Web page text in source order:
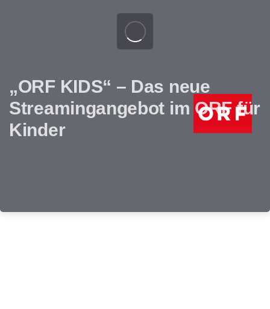
„ORF KIDS“ – Das neue
Streamingangebot im ORF für
Kinder